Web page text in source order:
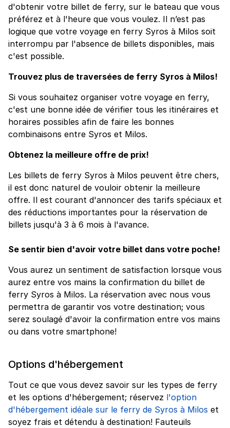
d'obtenir votre billet de ferry, sur le bateau que vous
préférez et à l'heure que vous voulez. Il n’est pas
logique que votre voyage en ferry Syros à Milos soit
interrompu par l'absence de billets disponibles, mais
c'est possible.
Trouvez plus de traversées de ferry Syros à Milos!
Si vous souhaitez organiser votre voyage en ferry,
c'est une bonne idée de vérifier tous les itinéraires et
horaires possibles afin de faire les bonnes
combinaisons entre Syros et Milos.
Obtenez la meilleure offre de prix!
Les billets de ferry Syros à Milos peuvent être chers,
il est donc naturel de vouloir obtenir la meilleure
offre. Il est courant d'annoncer des tarifs spéciaux et
des réductions importantes pour la réservation de
billets jusqu'à 3 à 6 mois à l'avance.
Se sentir bien d'avoir votre billet dans votre poche!
Vous aurez un sentiment de satisfaction lorsque vous
aurez entre vos mains la confirmation du billet de
ferry Syros à Milos. La réservation avec nous vous
permettra de garantir vos votre destination; vous
serez soulagé d'avoir la confirmation entre vos mains
ou dans votre smartphone!
Options d'hébergement
Tout ce que vous devez savoir sur les types de ferry
et les options d'hébergement; réservez l'option
d'hébergement idéale sur le ferry de Syros à Milos et
soyez frais et détendu à destination! Fauteuils